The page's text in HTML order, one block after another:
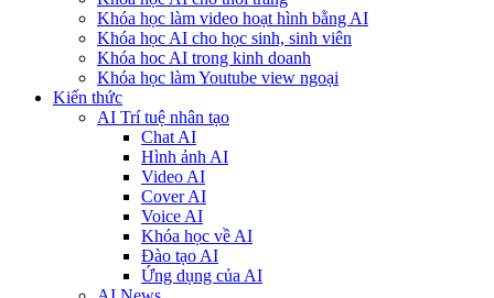
Khóa học làm video hoạt hình bằng AI
Khóa học AI cho học sinh, sinh viên
Khóa hoc AI trong kinh doanh
Khóa học làm Youtube view ngoại
Kiến thức
AI Trí tuệ nhân tạo
Chat AI
Hình ảnh AI
Video AI
Cover AI
Voice AI
Khóa học về AI
Đào tạo AI
Ứng dụng của AI